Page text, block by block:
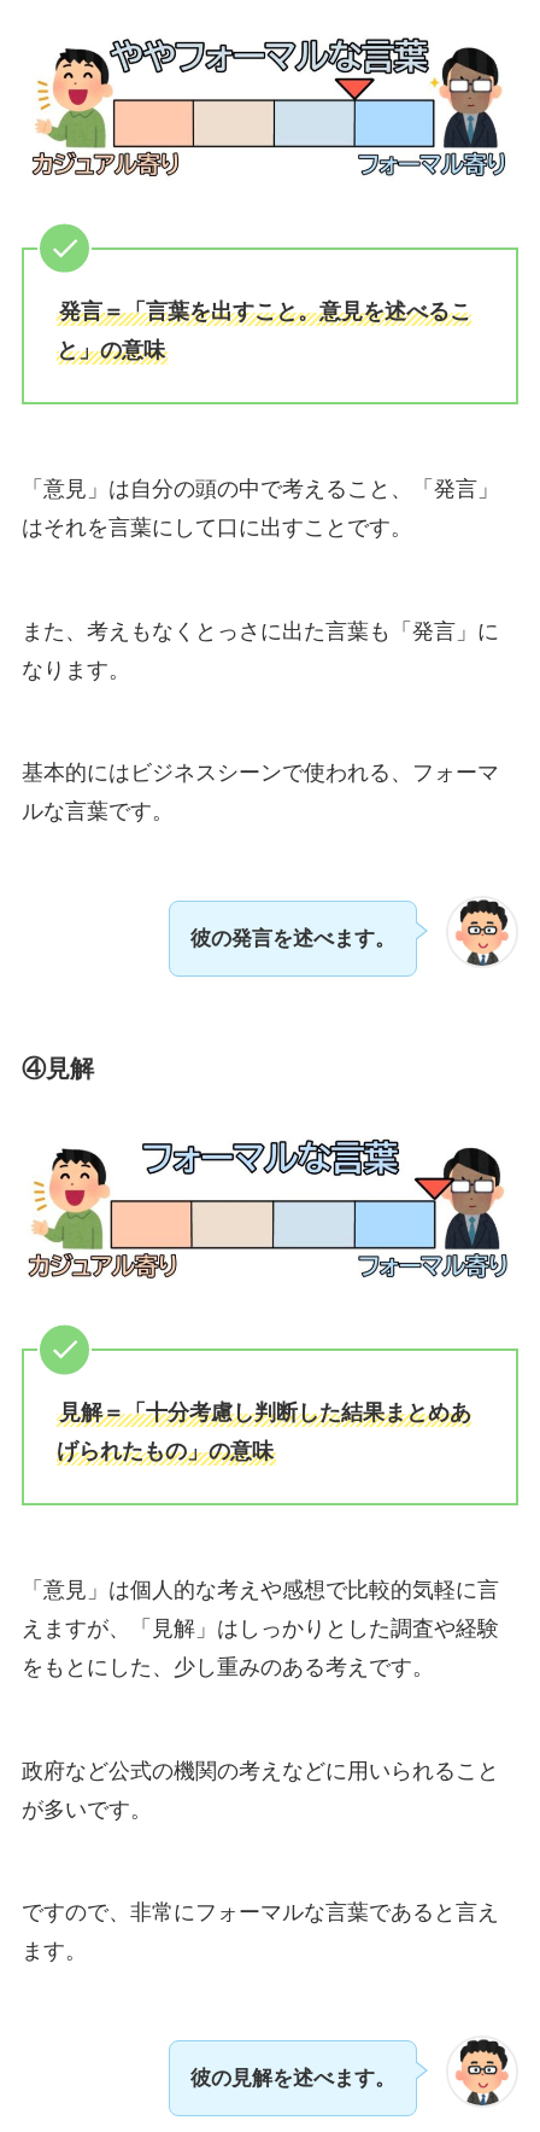
発言＝「言葉を出すこと。意見を述べるこ
と」の意味
「意見」は自分の頭の中で考えること、「発言」
はそれを言葉にして口に出すことです。
また、考えもなくとっさに出た言葉も「発言」に
なります。
基本的にはビジネスシーンで使われる、フォーマ
ルな言葉です。
彼の発言を述べます。
④見解
見解＝「十分考慮し判断した結果まとめあ
げられたもの」の意味
「意見」は個人的な考えや感想で比較的気軽に言
えますが、「見解」はしっかりとした調査や経験
をもとにした、少し重みのある考えです。
政府など公式の機関の考えなどに用いられること
が多いです。
ですので、非常にフォーマルな言葉であると言え
ます。
彼の見解を述べます。